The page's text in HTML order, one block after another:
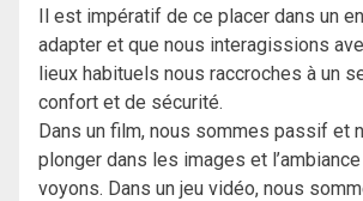
Il est impératif de ce placer dans un
adapter et que nous interagissions
lieux habituels nous raccroches à un
confort et de sécurité.
Dans un film, nous sommes passif et
plonger dans les images et
voyons. Dans un jeu vidéo, nous